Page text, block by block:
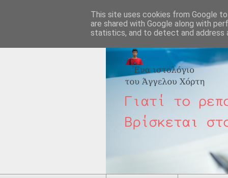
This site uses cookies from Google
are shared with Google along with
statistics, and to detect and address